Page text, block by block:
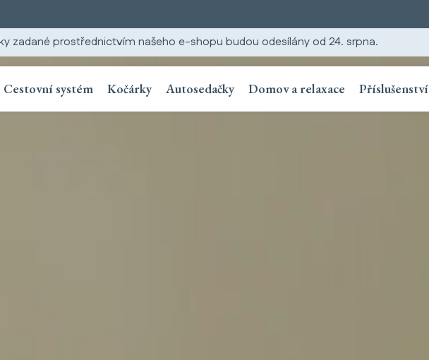
zadané prostřednictvím našeho e-shopu budou odesílány od 24. srpna.
Cestovní systém Kočárky Autosedačky Domov a relaxace Příslušenství